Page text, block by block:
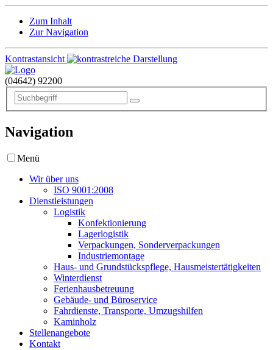
Zum Inhalt
Zur Navigation
Kontrastansicht
(04642) 92200
Navigation
Menü
Wir über uns
ISO 9001:2008
Dienstleistungen
Logistik
Konfektionierung
Lagerlogistik
Verpackungen, Sonderverpackungen
Industriemontage
Haus- und Grundstückspflege, Hausmeistertätigkeiten
Winterdienst
Ferienhausbetreuung
Gebäude- und Büroservice
Fahrdienste, Transporte, Umzugshilfen
Kaminholz
Stellenangebote
Kontakt